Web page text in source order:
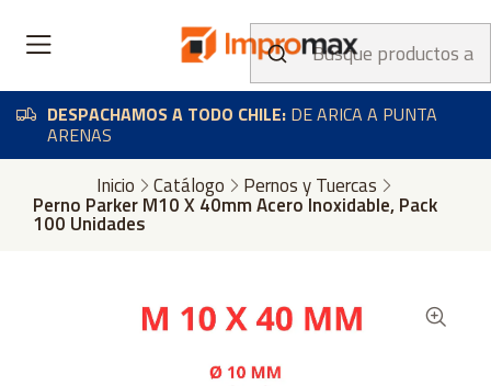
DESPACHAMOS A TODO CHILE: DE ARICA A PUNTA
ARENAS
Inicio Catálogo Pernos y Tuercas
Perno Parker M10 X 40mm Acero Inoxidable, Pack
100 Unidades